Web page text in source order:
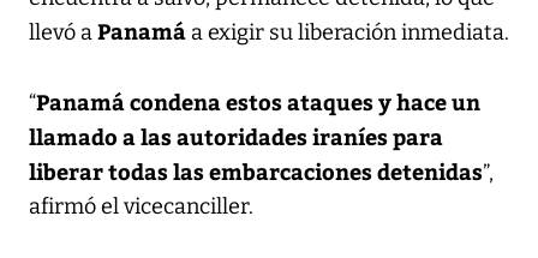
llevó aPanamá a exigir su liberación inmediata.
“Panamá condena estos ataques y hace un
llamado a las autoridades iraníes para
liberar todas las embarcaciones detenidas”,
afirmó el vicecanciller.